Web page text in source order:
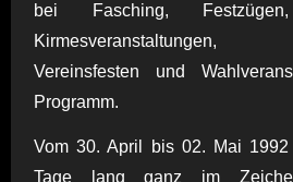
bei Fasching, Festzügen,
Kirmesveranstaltungen,
Vereinsfesten und
Programm.
Vom 30. April bis 02. Mai
Tage lang ganz im